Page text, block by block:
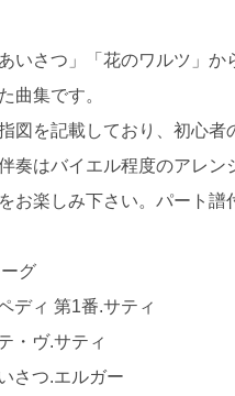
いさつ」「花のワルツ」か
曲集です。
図を記載しており、初心者
奏はバイエル程度のアレン
お楽しみ下さい。パート譜
グ
ディ 第1番.サティ
・ヴ.サティ
さつ.エルガー